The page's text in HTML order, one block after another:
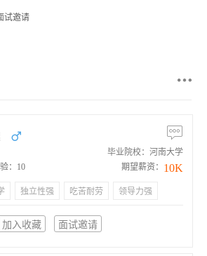
试邀请
毕业院校：河南大学
：10 期望薪资： 10K
独立性强 吃苦耐劳 领导力强
加入收藏 面试邀请